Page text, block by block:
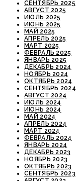
СЕНТЯБРЬ 2025
АВГУСТ 2025
ИЮЛЬ 2025
ИЮНЬ 2025
МАЙ 2025
АПРЕЛЬ 2025
МАРТ 2025
ФЕВРАЛЬ 2025
ЯНВАРЬ 2025
ДЕКАБРЬ 2024
НОЯБРЬ 2024
ОКТЯБРЬ 2024
СЕНТЯБРЬ 2024
АВГУСТ 2024
ИЮЛЬ 2024
ИЮНЬ 2024
МАЙ 2024
АПРЕЛЬ 2024
МАРТ 2024
ФЕВРАЛЬ 2024
ЯНВАРЬ 2024
ДЕКАБРЬ 2023
НОЯБРЬ 2023
ОКТЯБРЬ 2023
СЕНТЯБРЬ 2023